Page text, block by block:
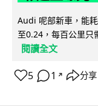
Audi 呢部新車，能
至0.24，每百公里只
閱讀全文
5 1 ↗ 分享